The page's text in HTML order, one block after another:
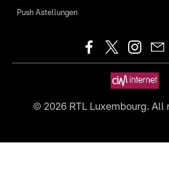
Push Astellungen
© 2026RTL Luxembourg. All